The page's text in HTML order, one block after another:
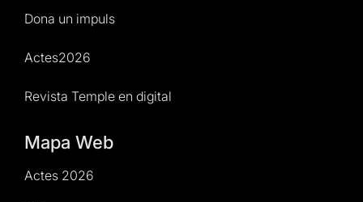
Dona un impuls
Actes2026
Revista Temple en digital
Mapa Web
Actes 2026